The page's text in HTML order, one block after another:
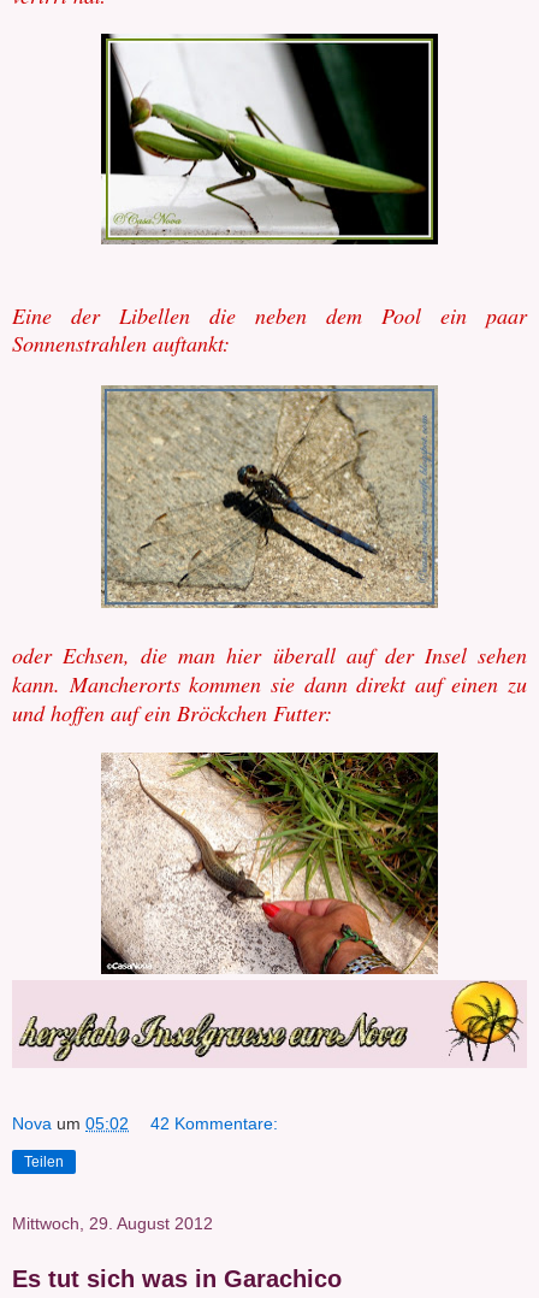
Eine der Libellen die neben dem Pool ein paar
Sonnenstrahlen auftankt:
oder Echsen, die man hier überall auf der Insel sehen
kann. Mancherorts kommen sie dann direkt auf einen zu
und hoffen auf ein Bröckchen Futter:
Nova um 05:02 42 Kommentare:
Teilen
Mittwoch, 29. August 2012
Es tut sich was in Garachico